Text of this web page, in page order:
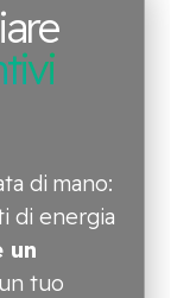
di mano:
di energia
un
tuo